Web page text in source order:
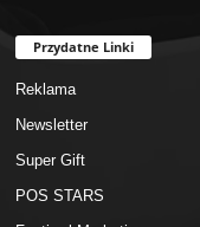
Przydatne Linki
Reklama
Newsletter
Super Gift
POS STARS